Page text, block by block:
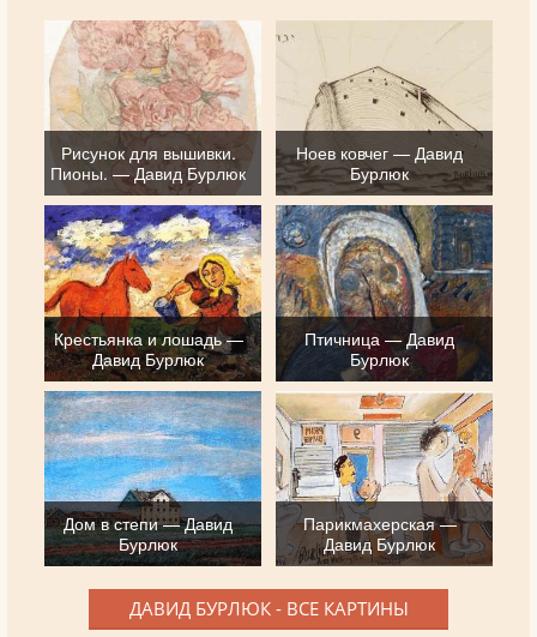
Рисунок для вышивки.
Пионы. — Давид Бурлюк
Ноев ковчег — Давид
Бурлюк
Крестьянка и лошадь —
Давид Бурлюк
Птичница — Давид
Бурлюк
Дом в степи — Давид
Бурлюк
Парикмахерская —
Давид Бурлюк
ДАВИД БУРЛЮК - ВСЕ КАРТИНЫ